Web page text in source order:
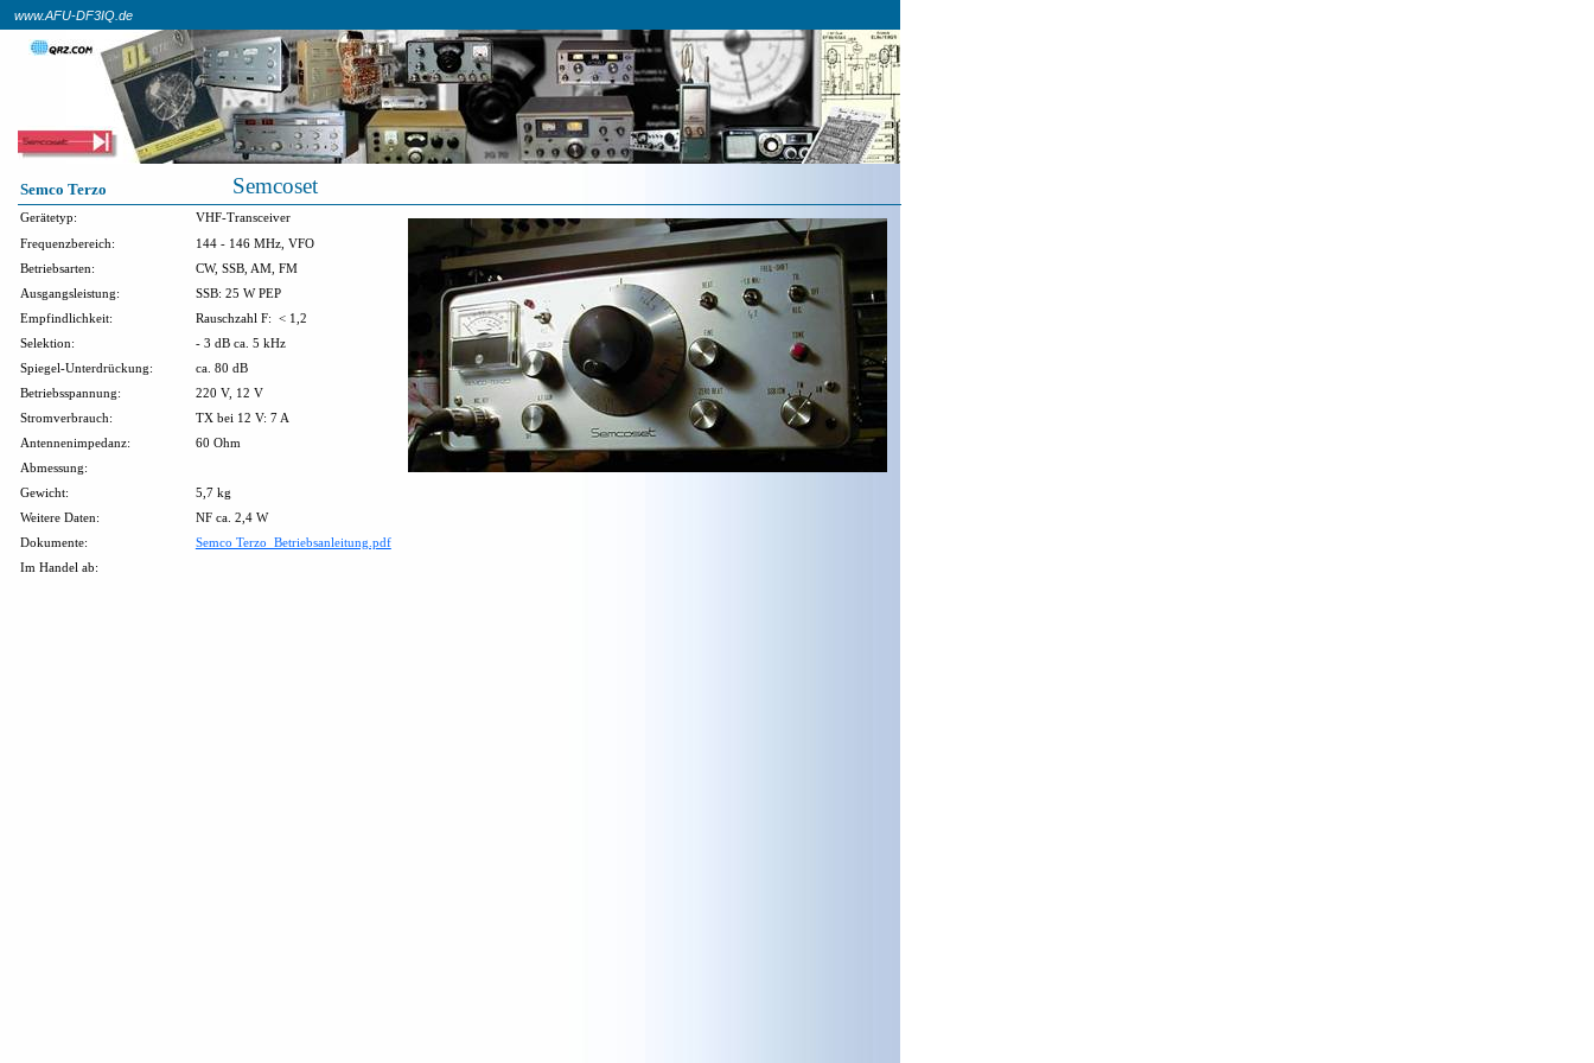
Semco Terzo Semcoset
www.AFU-DF3IQ.de
Gerätetyp:
VHF-Transceiver
Frequenzbereich:
144 - 146 MHz, VFO
Betriebsarten:
CW, SSB, AM, FM
Ausgangsleistung:
SSB: 25 W PEP
Empfindlichkeit:
Rauschzahl F:
< 1,2
Selektion:
- 3 dB ca. 5 kHz
Spiegel-Unterdrückung:
ca. 80 dB
Betriebsspannung:
220 V, 12 V
Stromverbrauch:
TX bei 12 V: 7 A
Antennenimpedanz:
60 Ohm
Abmessung:
Gewicht:
5,7 kg
Weitere Daten:
NF ca. 2,4 W
Dokumente:
Semco Terzo_Betriebsanleitung.pdf
Im Handel ab: